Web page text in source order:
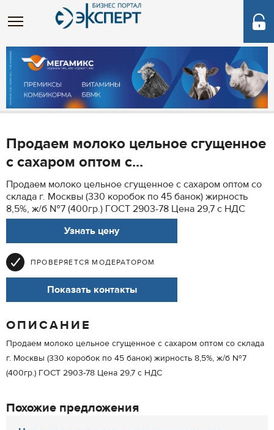
Продаем молоко цельное сгущенное
с сахаром оптом с...
Продаем молоко цельное сгущенное с сахаром оптом со
склада г. Москвы (330 коробок по 45 банок) жирность
8,5%, ж/б №7 (400гр.) ГОСТ 2903-78 Цена 29,7 с НДС
Узнать цену
ПРОВЕРЯЕТСЯ МОДЕРАТОРОМ
Показать контакты
ОПИСАНИЕ
Продаем молоко цельное сгущенное с сахаром оптом со склада
г. Москвы (330 коробок по 45 банок) жирность 8,5%, ж/б №7
(400гр.) ГОСТ 2903-78 Цена 29,7 с НДС
Похожие предложения